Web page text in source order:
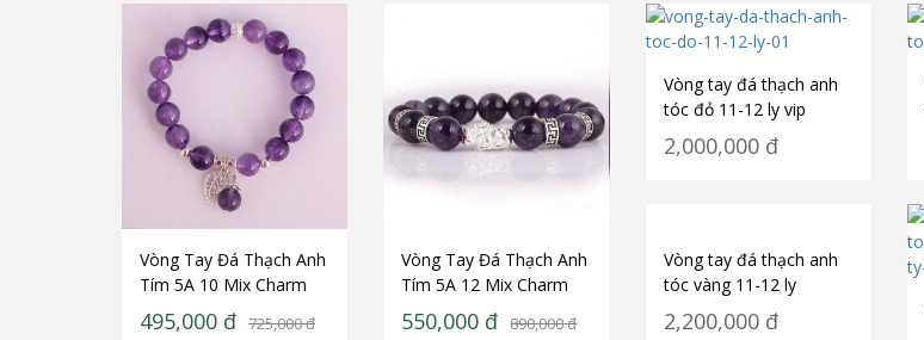
Vòng Tay Đá Thạch Anh
Tím 5A 10 Mix Charm
Lá Treo Bạc 925 BLT01
725,000đ
495,000 đ
Vòng Tay Đá Thạch Anh
Tím 5A 12 Mix Charm
Tỳ Hưu Bạc 925 18
BTH01
890,000đ
550,000 đ
Vòng tay đá thạch anh
tóc đỏ 11-12 ly vip
2,000,000đ
Vòng tay đá thạch anh
tóc vàng 11-12 ly
2,200,000đ